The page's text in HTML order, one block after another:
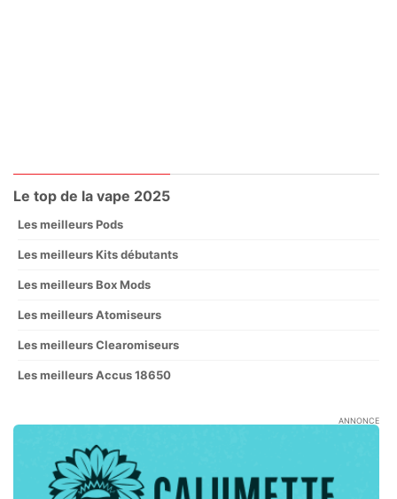
Le top de la vape 2025
Les meilleurs Pods
Les meilleurs Kits débutants
Les meilleurs Box Mods
Les meilleurs Atomiseurs
Les meilleurs Clearomiseurs
Les meilleurs Accus 18650
ANNONCE